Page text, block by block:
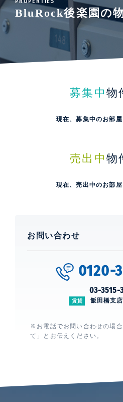
BluRock後楽園の
募集中 物
現在、募集中のお部屋
売出中 物
現在、売出中のお部屋
お問い合わせ
0120-
03-3515-
賃貸 飯田橋支
※お電話でお問い合わせの場
て」とお伝えください。